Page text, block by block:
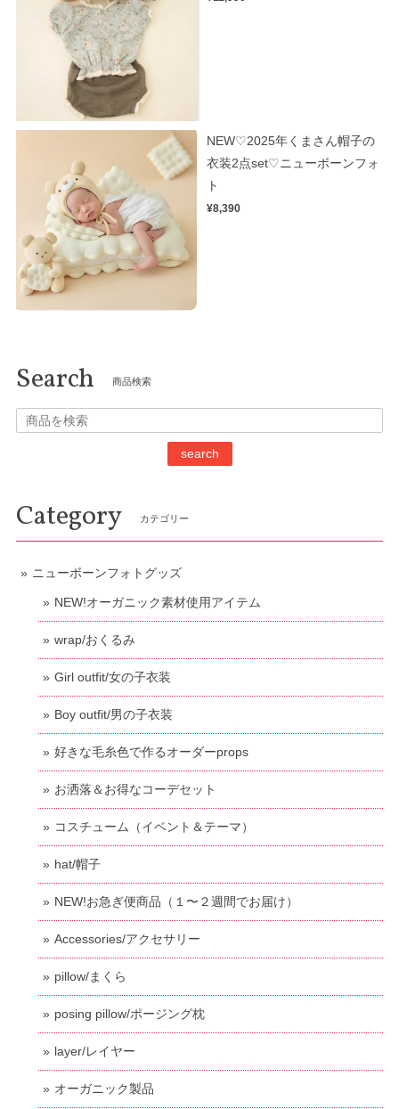
NEW♡2025年くまさん帽子の
衣装2点set♡ニューボーンフォ
ト
¥8,390
Search 商品検索
search
Category カテゴリー
ニューボーンフォトグッズ
NEW!オーガニック素材使用アイテム
wrap/おくるみ
Girl outfit/女の子衣装
Boy outfit/男の子衣装
好きな毛糸色で作るオーダーprops
お洒落＆お得なコーデセット
コスチューム（イベント＆テーマ）
hat/帽子
NEW!お急ぎ便商品（１〜２週間でお届け）
Accessories/アクセサリー
pillow/まくら
posing pillow/ポージング枕
layer/レイヤー
オーガニック製品